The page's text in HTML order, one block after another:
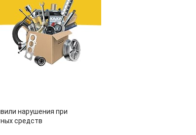
нарушения при
средств